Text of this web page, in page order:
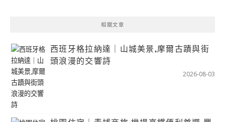
相關文章
西班牙格拉納達｜山城美景,摩爾古蹟與街
頭浪漫的交響詩
2026-08-03